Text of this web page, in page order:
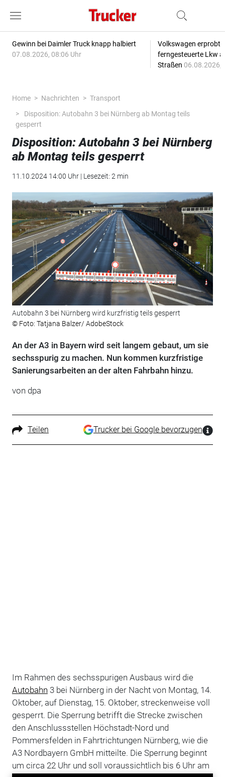
Gewinn bei Daimler Truck knapp halbiert
07.08.2026, 08:06 Uhr
Volkswagen erprobt
ferngesteuerte Lkw
Straßen 06.08.2026,
Home Nachrichten
Transport
Disposition: Autobahn 3 bei Nürnberg ab Montag teils
gesperrt
Disposition: Autobahn 3 bei Nürnberg
ab Montag teils gesperrt
11.10.2024 14:00 Uhr | Lesezeit: 2 min
Autobahn 3 bei Nürnberg wird kurzfristig teils gesperrt
© Foto: Tatjana Balzer/ AdobeStock
An der A3 in Bayern wird seit langem gebaut, um sie
sechsspurig zu machen. Nun kommen kurzfristige
Sanierungsarbeiten an der alten Fahrbahn hinzu.
von dpa
Teilen Trucker bei Google bevorzugen
Im Rahmen des sechsspurigen Ausbaus wird die
Autobahn 3 bei Nürnberg in der Nacht von Montag, 14.
Oktober, auf Dienstag, 15. Oktober, streckenweise voll
gesperrt. Die Sperrung betrifft die Strecke zwischen
den Anschlussstellen Höchstadt-Nord und
Pommersfelden in Fahrtrichtungen Nürnberg, wie die
A3 Nordbayern GmbH mitteilte. Die Sperrung beginnt
um circa 22 Uhr und soll voraussichtlich bis 6 Uhr am